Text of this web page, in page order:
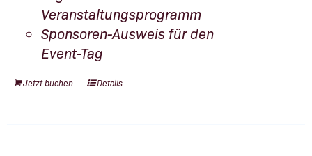
Veranstaltungsprogramm
Sponsoren-Ausweis für den
Event-Tag
Jetzt buchen Details